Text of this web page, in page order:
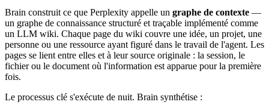
Brain construit ce que Perplexity appelle un graphe de contexte —
un graphe de connaissance structuré et traçable implémenté comme
un LLM wiki. Chaque page du wiki couvre une idée, un projet, une
personne ou une ressource ayant figuré dans le travail de l'agent. Les
pages se lient entre elles et à leur source originale : la session, le
fichier ou le document où l'information est apparue pour la première
fois.
Le processus clé s'exécute de nuit. Brain synthétise :